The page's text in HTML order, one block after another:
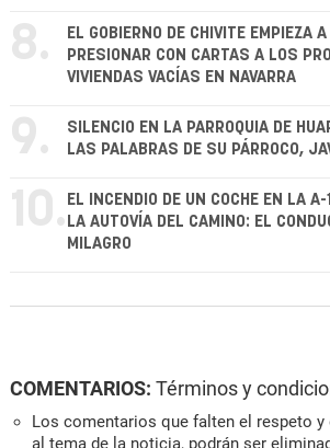
8.
EL GOBIERNO DE CHIVITE EMPIEZA
PRESIONAR CON CARTAS A LOS
VIVIENDAS VACÍAS EN NAVARRA
9.
SILENCIO EN LA PARROQUIA DE
LAS PALABRAS DE SU PÁRROCO,
10. EL INCENDIO DE UN COCHE EN LA
LA AUTOVÍA DEL CAMINO: EL
MILAGRO
COMENTARIOS: Términos y
Los comentarios que falten el respeto y
al tema de la noticia, podrán ser